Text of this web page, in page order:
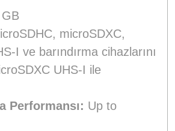
microSDXC,
I ve barındırma cihazlarını
UHS-I ile
Performansı: Up to